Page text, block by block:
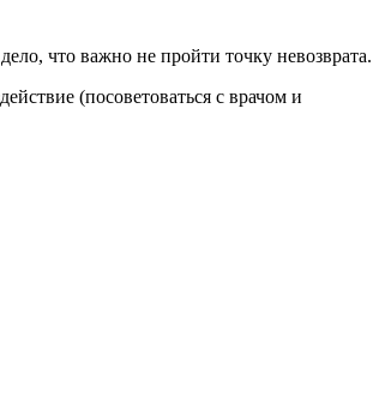
что важно не пройти точку невозврата.
(посоветоваться с врачом и